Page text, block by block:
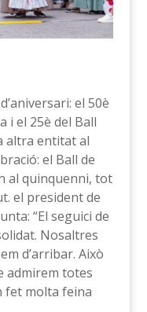
el 50è
i el 25è del Ball
altra entitat al
el Ball de
al quinquenni, tot
el president de
“El seguici de
Nosaltres
d’arribar. Això
admirem totes
fet molta feina